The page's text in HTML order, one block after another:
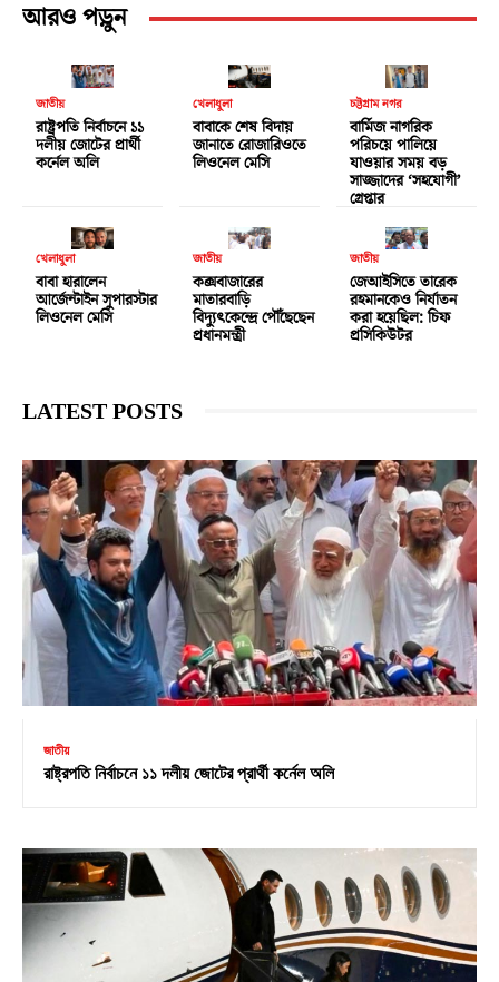
আরও পড়ুন
জাতীয়
রাষ্ট্রপতি নির্বাচনে ১১
দলীয় জোটের প্রার্থী
কর্নেল অলি
খেলাধুলা
বাবাকে শেষ বিদায়
জানাতে রোজারিওতে
লিওনেল মেসি
চট্টগ্রাম নগর
বার্মিজ নাগরিক
পরিচয়ে পালিয়ে
যাওয়ার সময় বড়
সাজ্জাদের ‘সহযোগী’
গ্রেপ্তার
খেলাধুলা
বাবা হারালেন
আর্জেন্টাইন সুপারস্টার
লিওনেল মেসি
জাতীয়
কক্সবাজারের
মাতারবাড়ি
বিদ্যুৎকেন্দ্রে পৌঁছেছেন
প্রধানমন্ত্রী
জাতীয়
জেআইসিতে তারেক
রহমানকেও নির্যাতন
করা হয়েছিল: চিফ
প্রসিকিউটর
LATEST POSTS
জাতীয়
রাষ্ট্রপতি নির্বাচনে ১১ দলীয় জোটের প্রার্থী কর্নেল অলি